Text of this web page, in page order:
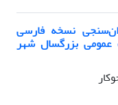
نسخه فارسی
عمومی بزرگسال شهر